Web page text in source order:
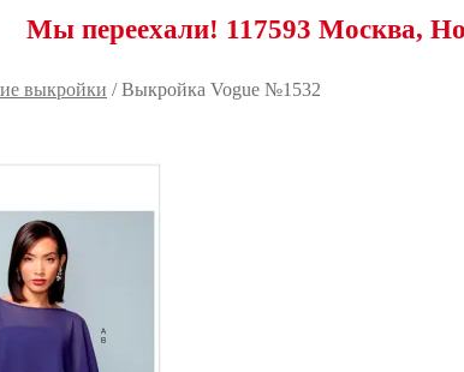
117593 Москва,
выкройки /Выкройка Vogue №1532